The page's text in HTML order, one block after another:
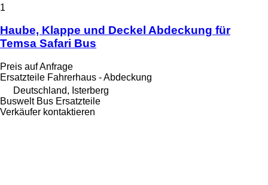
1
Haube, Klappe und Deckel Abdeckung für
Temsa Safari Bus
Preis auf Anfrage
Ersatzteile Fahrerhaus - Abdeckung
Deutschland, Isterberg
Buswelt Bus Ersatzteile
Verkäufer kontaktieren